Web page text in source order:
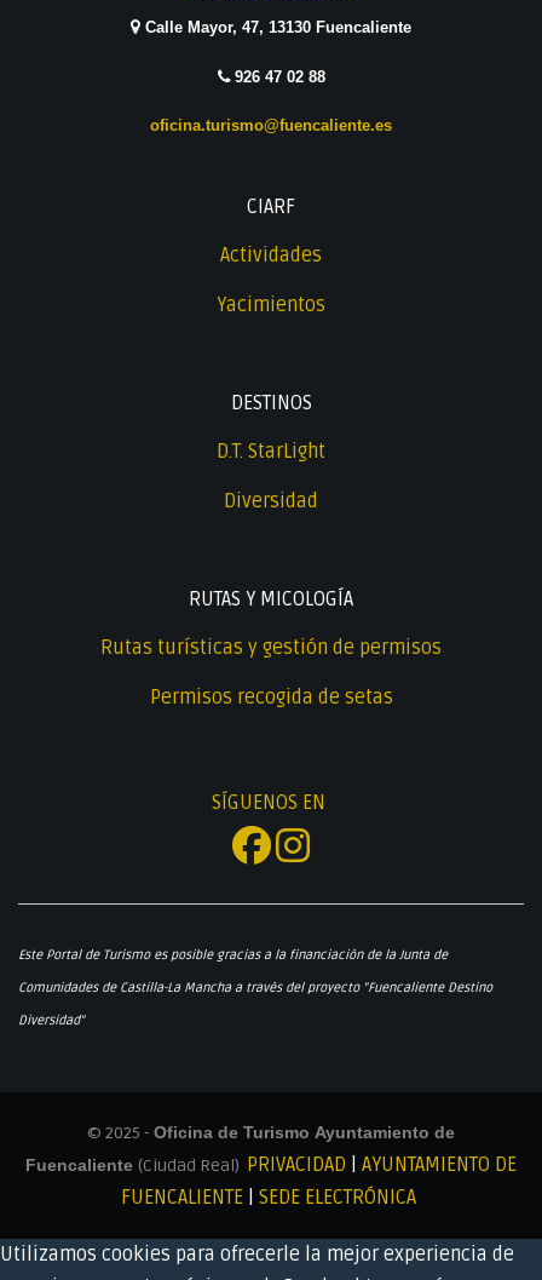
Calle Mayor, 47, 13130 Fuencaliente
926 47 02 88
oficina.turismo@fuencaliente.es
CIARF
Actividades
Yacimientos
DESTINOS
D.T. StarLight
Diversidad
RUTAS Y MICOLOGÍA
Rutas turísticas y gestión de permisos
Permisos recogida de setas
SÍGUENOS EN
Este Portal de Turismo es posible gracias a la financiación de la Junta de
Comunidades de Castilla-La Mancha a través del proyecto "Fuencaliente Destino
Diversidad"
© 2025 - Oficina de Turismo Ayuntamiento de
Fuencaliente (Ciudad Real) PRIVACIDAD
AYUNTAMIENTO DE
FUENCALIENTE
SEDE ELECTRÓNICA
Utilizamos cookies para ofrecerle la mejor experiencia de